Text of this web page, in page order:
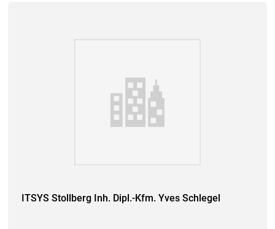
ITSYS Stollberg Inh. Dipl.-Kfm. Yves Schlegel